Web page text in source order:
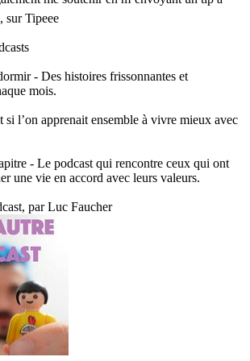
sur Tipeee
- Des histoires frissonnantes et
mois.
l’on apprenait ensemble à vivre mieux avec
- Le podcast qui rencontre ceux qui ont
une vie en accord avec leurs valeurs.
par Luc Faucher